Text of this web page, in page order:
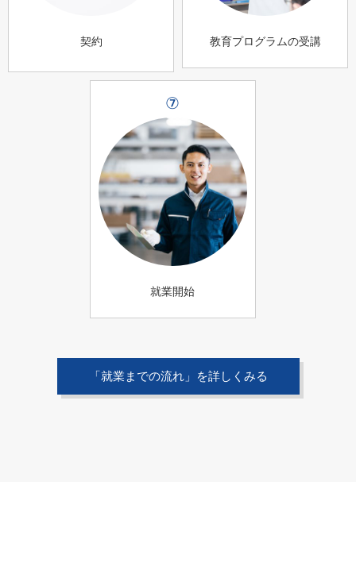
契約 教育プログラムの受講
⑦
就業開始
「就業までの流れ」を詳しくみる